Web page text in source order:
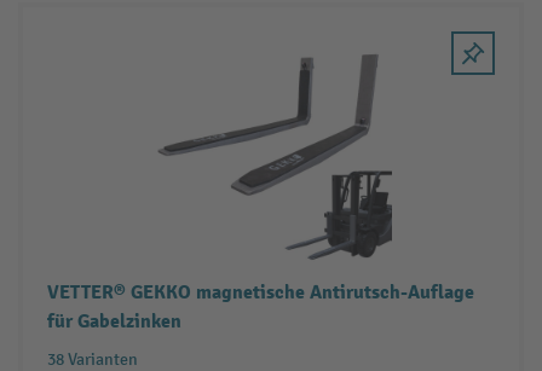
VETTER® GEKKO magnetische Antirutsch-Auflage
für Gabelzinken
38 Varianten